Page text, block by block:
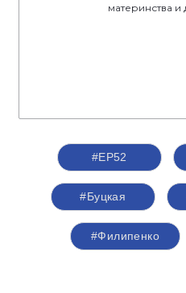
материнства и
#ЕР52
#Буцкая
#Филипенко